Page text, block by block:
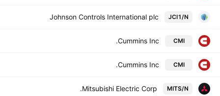
JCI1/N
Johnson Controls International plc
CMI
Cummins Inc.
CMI
Cummins Inc.
MITS/N
Mitsubishi Electric Corp.